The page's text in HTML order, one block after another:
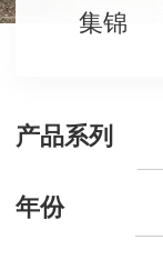
集锦
产品系列
年份